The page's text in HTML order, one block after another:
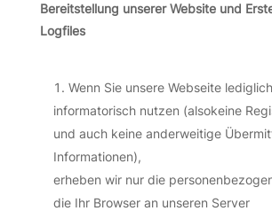
Bereitstellung unserer Website und
Logfiles
Wenn Sie unsere Webseite lediglich
informatorisch nutzen (alsokeine
und auch keine anderweitige
Informationen),
erheben wir nur die
die Ihr Browser an unseren Server